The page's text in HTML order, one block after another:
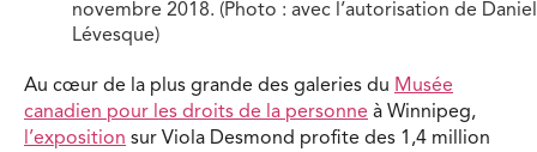
novembre 2018. (Photo : avec l’autorisation de Daniel
Lévesque)
Au cœur de la plus grande des galeries du Musée
canadien pour les droits de la personne à Winnipeg,
l’exposition sur Viola Desmond profite des 1,4 million